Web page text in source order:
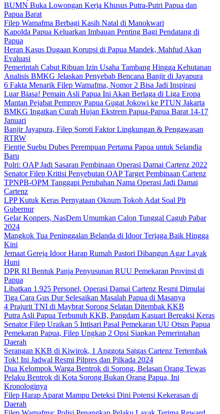
BUMN Buka Lowongan Kerja Khusus Putra-Putri Papua dan
Papua Barat
Filep Wamafma Berbagi Kasih Natal di Manokwari
Kapolda Papua Keluarkan Imbauan Penting Bagi Pendatang di
Papua
Heran Kasus Dugaan Korupsi di Papua Mandek, Mahfud Akan
Evaluasi
Pemerintah Cabut Ribuan Izin Usaha Tambang Hingga Kehutanan
Analisis BMKG Jelaskan Penyebab Bencana Banjir di Jayapura
6 Fakta Menarik Filep Wamafma, Nomor 2 Bisa Jadi Inspirasi
Luar Biasa! Pemain Asli Papua Ini Akan Berlaga di Liga Eropa
Mantan Pejabat Pemprov Papua Gugat Jokowi ke PTUN Jakarta
BMKG Ingatkan Curah Hujan Ekstrem Papua-Papua Barat 14-17
Januari
Banjir Jayapura, Filep Soroti Faktor Lingkungan & Pengawasan
RTRW
Fientje Suebu Dubes Perempuan Pertama Papua untuk Selandia
Baru
Polri: OAP Jadi Sasaran Pembinaan Operasi Damai Cartenz 2022
Senator Filep Kritisi Penyebutan OAP Target Pembinaan Cartenz
TPNPB-OPM Tanggapi Perubahan Nama Operasi Jadi Damai
Cartenz
LPP Kutuk Keras Pernyataan Oknum Tokoh Adat Soal Plt
Gubernur
Gelar Konpers, NasDem Umumkan Calon Tunggal Cagub Pabar
2024
Mangkok Tua Peninggalan Belanda di Idoor Terjaga Baik Hingga
Kini
Jemaat Gereja Idoor Harap Rumah Pastori Dibangun Agar Layak
Huni
DPR RI Bentuk Panja Penyusunan RUU Pemekaran Provinsi di
Papua
Libatkan 1.925 Personel, Operasi Damai Cartenz Resmi Dimulai
Tiga Cara Gus Dur Selesaikan Masalah Papua di Masanya
4 Prajurit TNI di Maybrat Sorong Selatan Ditembak KKB
Putra Asli Papua Terbunuh KKB, Pangdam Kasuari Bereaksi Keras
Senator Filep Uraikan 5 Intisari Pasal Pemekaran UU Otsus Papua
Pemekaran Papua, Filep Ungkap 2 Opsi Siapkan Pemerintahan
Daerah
Serangan KKB di Kiwirok, 1 Anggota Satgas Cartenz Tertembak
Tok! Ini Jadwal Resmi Pilpres dan Pilkada 2024
Dua Kelompok Warga Bentrok di Sorong, Belasan Orang Tewas
Pelaku Bentrok di Kota Sorong Bukan Orang Papua, Ini
Kronologinya
Filep Harap Aparat Mampu Deteksi Dini Potensi Kekerasan di
Daerah